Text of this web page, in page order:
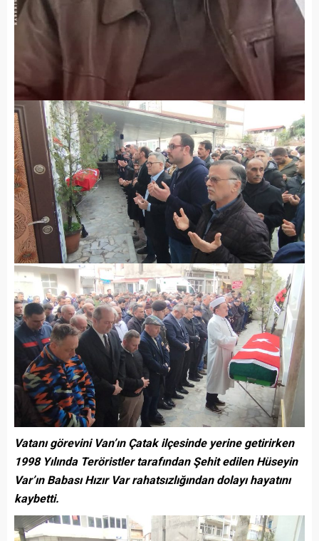
Vatanı görevini Van’ın Çatak ilçesinde yerine getirirken
1998 Yılında Teröristler tarafından Şehit edilen Hüseyin
Var’ın Babası Hızır Var rahatsızlığından dolayı hayatını
kaybetti.